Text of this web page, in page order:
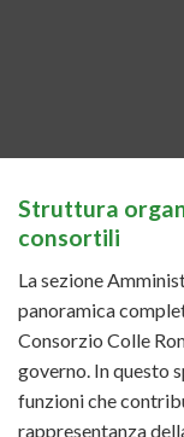
Struttura
consortili
La sezione
panoramica
Consorzio Colle
governo. In questo
funzioni che
rappresentanza